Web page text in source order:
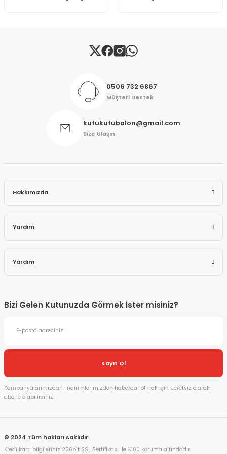
Gönder
0506 732 6867
Müşteri Destek
kutukutubalon@gmail.com
Bize Ulaşın
Hakkımızda
Yardım
Yardım
Bizi Gelen Kutunuzda Görmek İster misiniz?
Kayıt Ol
Kampanyalarımızdan, indirimlerimizden haberdar olmak için ücretsiz olarak
abone olabilirsiniz.
© 2024 Tüm hakları saklıdır.
Kredi kartı bilgileriniz 256bit SSL Sertifikası ile %100 koruma altındadır.